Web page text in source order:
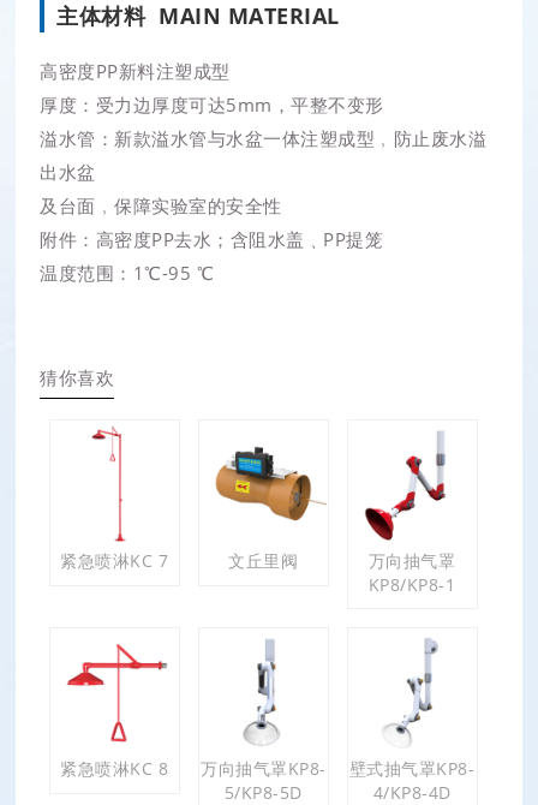
主体材料 MAIN MATERIAL
高密度PP新料注塑成型
厚度：受力边厚度可达5mm，平整不变形
溢水管：新款溢水管与水盆一体注塑成型﹐防止废水溢
出水盆
及台面﹐保障实验室的安全性
附件：高密度PP去水；含阻水盖﹑PP提笼
温度范围：1℃-95 ℃
猜你喜欢
紧急喷淋KC 7 文丘里阀
万向抽气罩
KP8/KP8-1
紧急喷淋KC 8
万向抽气罩KP8-
5/KP8-5D
壁式抽气罩KP8-
4/KP8-4D